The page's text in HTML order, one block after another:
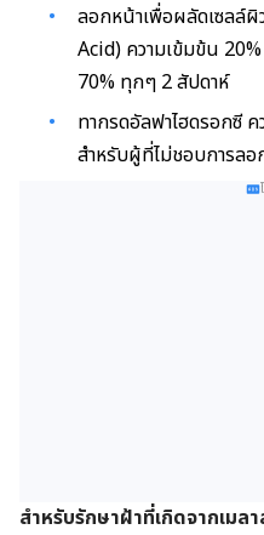
ลอกหน้าเพื่อผลัดเซลล์
Acid) ความเข้มข้น
70% ทุกๆ 2 สัปดาห์
ทากรดอัลฟาไฮดรอกซี
สำหรับผู้ที่ไม่ชอบการล
สำหรับรักษาฝ้าที่เกิดจากเมล